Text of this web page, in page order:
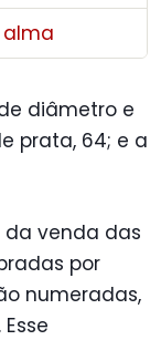
alma
diâmetro e
prata, 64; e a
da venda das
por
numeradas,